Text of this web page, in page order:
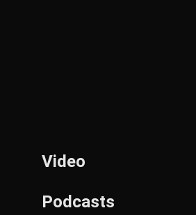
Video
Podcasts